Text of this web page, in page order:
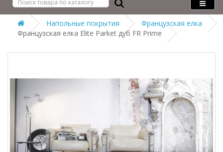
Напольные покрытия
Французская елка
Французская елка Elite Parket дуб FR Prime